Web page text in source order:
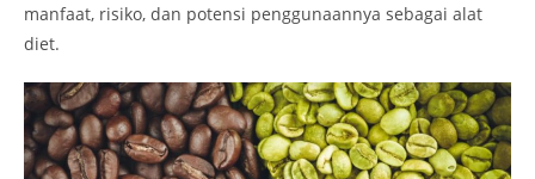
manfaat, risiko, dan potensi penggunaannya sebagai alat
diet.